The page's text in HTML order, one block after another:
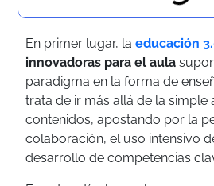
En primer lugar, la educación
innovadoras para el aula
paradigma en la forma de
trata de ir más allá de la simple
contenidos, apostando por la
colaboración, el uso intensivo
desarrollo de competencias